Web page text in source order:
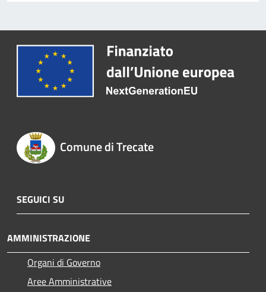
Comune di Trecate
SEGUICI SU
AMMINISTRAZIONE
Organi di Governo
Aree Amministrative